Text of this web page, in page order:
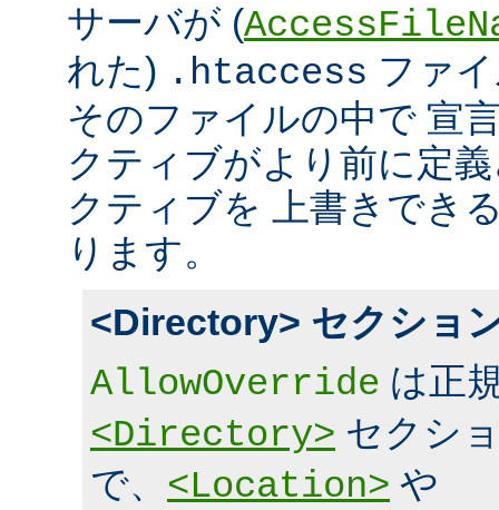
サーバが (
れた) .htaccess ファ
そのファイルの中で 宣
クティブがより前に定
クティブを 上書きでき
ります。
<Directory> セクショ
AllowOverride は正
<Directory> セクシ
で、 <Location> や